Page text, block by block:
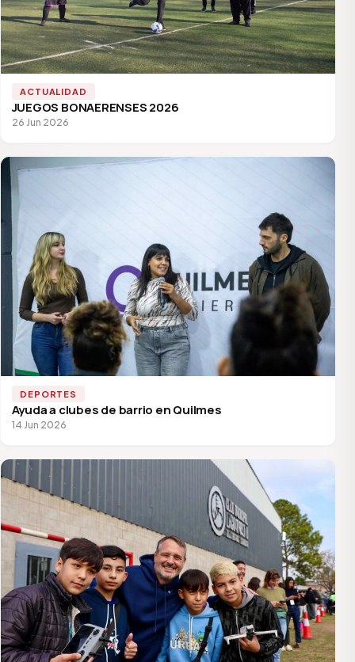
ACTUALIDAD
JUEGOS BONAERENSES 2026
26 Jun 2026
DEPORTES
Ayuda a clubes de barrio en Quilmes
14 Jun 2026